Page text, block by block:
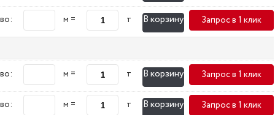
м = т В корзину Запрос в 1 клик
м = т В корзину Запрос в 1 клик
м = т В корзину Запрос в 1 клик